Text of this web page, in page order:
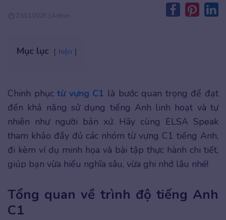
23/11/2025 | Admin
Mục lục hiện
Chinh phụctừ vựng C1 là bước quan trọng để đạt
đến khả năng sử dụng tiếng Anh linh hoạt và tự
nhiên như người bản xứ. Hãy cùng ELSA Speak
tham khảo đầy đủ các nhóm từ vựng C1 tiếng Anh,
đi kèm ví dụ minh họa và bài tập thực hành chi tiết,
giúp bạn vừa hiểu nghĩa sâu, vừa ghi nhớ lâu nhé!
Tổng quan về trình độ tiếng Anh
C1